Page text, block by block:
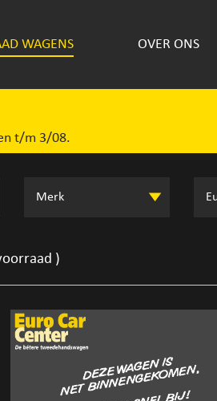
WAGENS OVER ONS
t/m 3/08.
)